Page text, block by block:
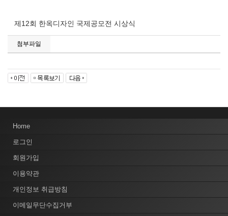
제12회 한옥디자인 국제공모전 시상식
첨부파일
Home
로그인
회원가입
이용약관
개인정보 취급방침
이메일무단수집거부